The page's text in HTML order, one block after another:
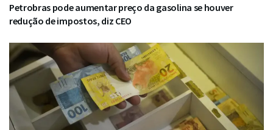
Petrobras pode aumentar preço da gasolina se houver
redução de impostos, diz CEO